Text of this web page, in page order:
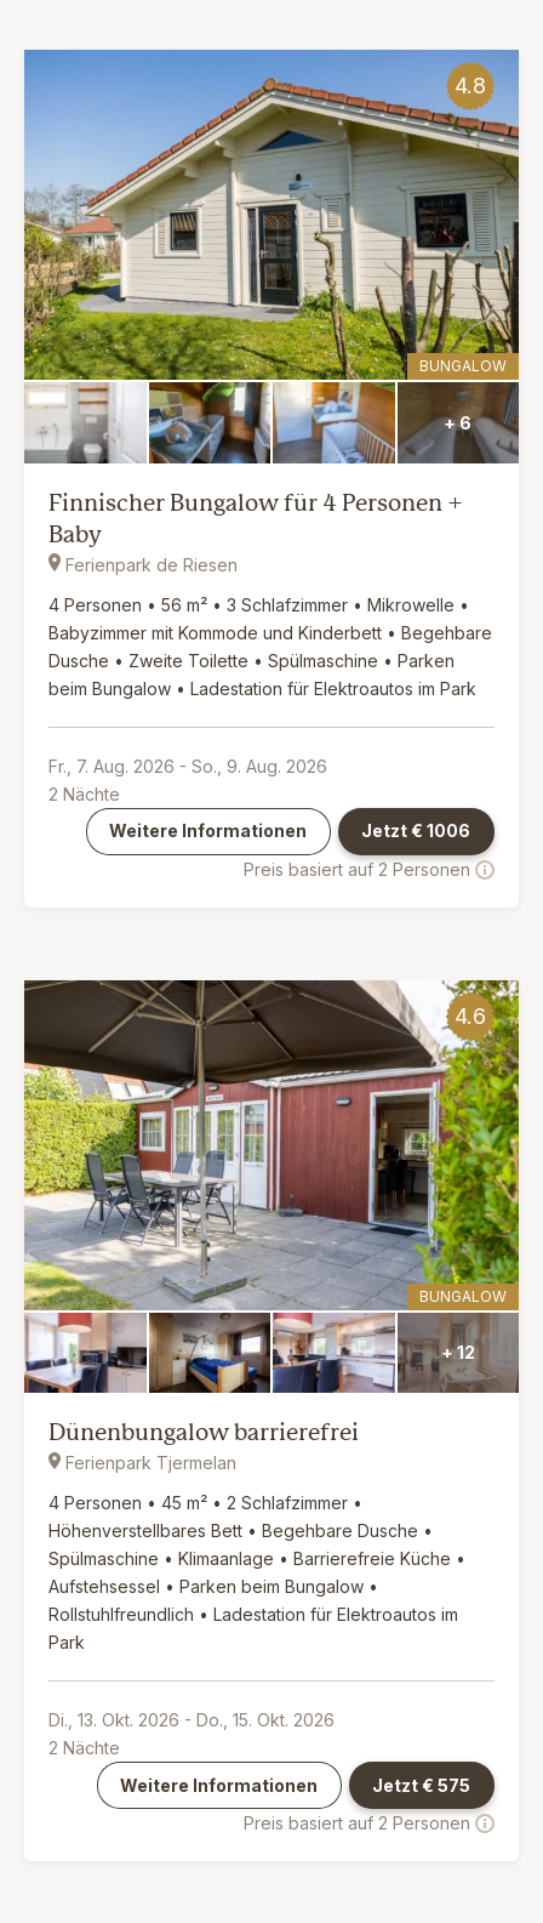
4.8
BUNGALOW
+ 6
Finnischer Bungalow für 4 Personen +
Baby
Ferienpark de Riesen
4 Personen • 56 m² • 3 Schlafzimmer • Mikrowelle •
Babyzimmer mit Kommode und Kinderbett • Begehbare
Dusche • Zweite Toilette • Spülmaschine • Parken
beim Bungalow • Ladestation für Elektroautos im Park
Fr., 7. Aug. 2026 - So., 9. Aug. 2026
2 Nächte
Weitere Informationen
Jetzt €1006
Preis basiert auf 2 Personen
4.6
BUNGALOW
+ 12
Dünenbungalow barrierefrei
Ferienpark Tjermelan
4 Personen • 45 m² • 2 Schlafzimmer •
Höhenverstellbares Bett • Begehbare Dusche •
Spülmaschine • Klimaanlage • Barrierefreie Küche •
Aufstehsessel • Parken beim Bungalow •
Rollstuhlfreundlich • Ladestation für Elektroautos im
Park
Di., 13. Okt. 2026 - Do., 15. Okt. 2026
2 Nächte
Weitere Informationen
Jetzt €575
Preis basiert auf 2 Personen